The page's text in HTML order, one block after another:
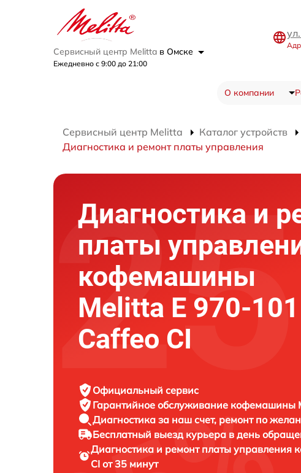
Сервисный центр Melitta в Омске
Ежедневно с 9:00 до 21:00
О компании
Сервисный центр Melitta Каталог устройств
Диагностика и ремонт платы управления
Диагностика и
платы
кофемашины
Melitta Е 970-101
Caffeo CI
Официальный сервис
Гарантийное обслуживание кофемашины
Диагностика за наш счет, ремонт по
Бесплатный выезд курьера в день
Диагностика и ремонт платы управления
CI от 35 минут